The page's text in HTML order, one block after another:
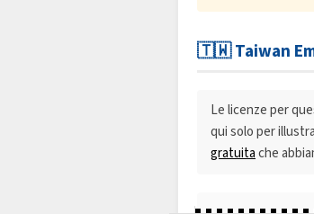
🇹🇼 Taiwan
Le licenze per
qui solo per
gratuitache